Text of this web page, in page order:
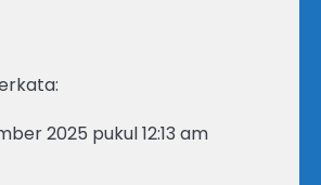
2025 pukul 12:13 am